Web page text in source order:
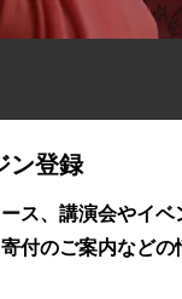
ン登録
ス、講演会やイベ
付のご案内などの